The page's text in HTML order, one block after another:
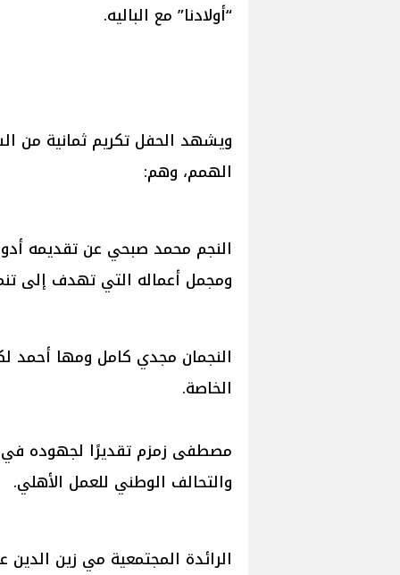
“أولادنا” مع الباليه.
ويشهد الحفل تكريم ثمانية من
الهمم، وهم:
النجم محمد صبحي عن تقديمه
ومجمل أعماله التي تهدف إلى
النجمان مجدي كامل ومها أحمد
الخاصة.
مصطفى زمزم تقديرًا لجهوده في
والتحالف الوطني للعمل الأهلي.
الرائدة المجتمعية مي زين